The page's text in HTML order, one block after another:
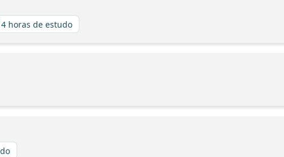
4 horas de estudo